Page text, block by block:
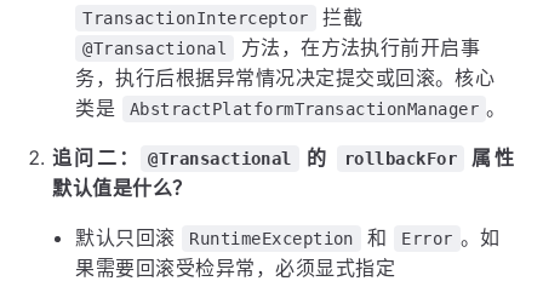
TransactionInterceptor 拦截
@Transactional
方法，在方法执行前开启事
务，执行后根据异常情况决定提交或回滚。核心
类是
AbstractPlatformTransactionManager 。
追问二： @Transactional 的 rollbackFor
属性
默认值是什么？
默认只回滚 RuntimeException 和 Error 。如
果需要回滚受检异常，必须显式指定